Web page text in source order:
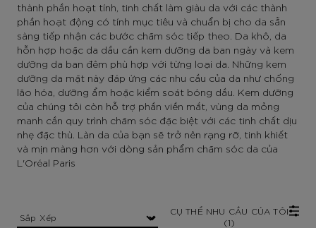
thành phần hoạt tính, tinh chất làm giàu da với các thành
phần hoạt động có tính mục tiêu và chuẩn bị cho da sẵn
sàng tiếp nhận các bước chăm sóc tiếp theo. Da khô, da
hỗn hợp hoặc da dầu cần kem dưỡng da ban ngày và kem
dưỡng da ban đêm phù hợp với từng loại da. Những kem
dưỡng da mặt này đáp ứng các nhu cầu của da như chống
lão hóa, dưỡng ẩm hoặc kiểm soát bóng dầu. Kem dưỡng
của chúng tôi còn hỗ trợ phần viền mắt, vùng da mỏng
manh cần quy trình chăm sóc đặc biệt với các tinh chất dịu
nhẹ đặc thù. Làn da của bạn sẽ trở nên rạng rỡ, tinh khiết
và mịn màng hơn với dòng sản phẩm chăm sóc da của
L'Oréal Paris
CỤ THỂ NHU CẦU CỦA TÔI
(1)